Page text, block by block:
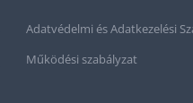
Adatvédelmi és Adatkezelési
Működési szabályzat